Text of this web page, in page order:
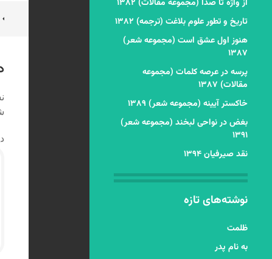
از واژه تا صدا (مجموعه مقالات) ۱۳۸۲
تاریخ و تطور علوم بلاغت (ترجمه) ۱۳۸۲
هنوز اول عشق است (مجموعه شعر)
۱۳۸۷
پرسه در عرصه کلمات (مجموعه
مقالات) ۱۳۸۷
خاکستر آیینه (مجموعه شعر) ۱۳۸۹
بغض در نواحی لبخند (مجموعه شعر)
۱۳۹۱
نقد صیرفیان ۱۳۹۴
نوشته‌های تازه
ظلمت
به نام پدر